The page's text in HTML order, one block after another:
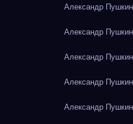
Александр
Александр
Александр
Александр
Александр